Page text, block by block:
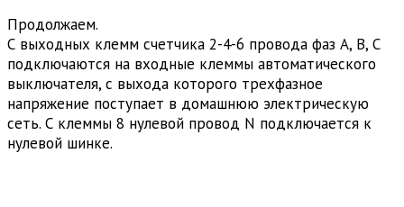
Продолжаем.
С выходных клемм счетчика 2-4-6 провода фаз А, В, С
подключаются на входные клеммы автоматического
выключателя, с выхода которого трехфазное
напряжение поступает в домашнюю электрическую
сеть. С клеммы 8 нулевой провод N подключается к
нулевой шинке.